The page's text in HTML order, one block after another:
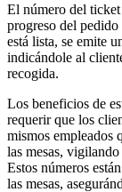
El número del
progreso del
está lista, se emite
indicándole al
recogida.
Los beneficios de
requerir que los
mismos empleados
las mesas,
Estos números
las mesas,